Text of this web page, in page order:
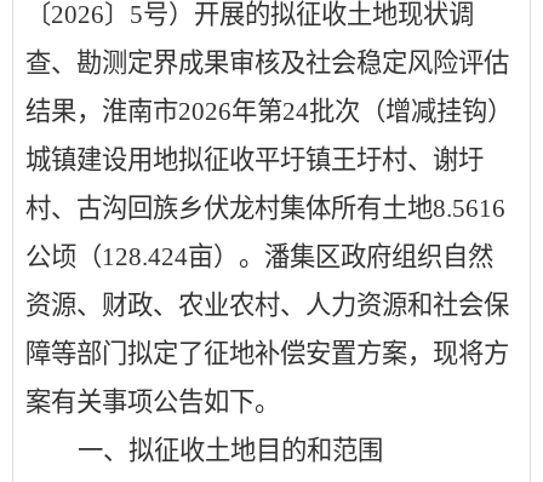
〔2026〕 5号）开展的拟征收土地现状调
查、勘测定界成果审核及社会稳定风险评估
结果，淮南市2026年第24批次（增减挂钩）
城镇建设用地拟征收平圩镇王圩村、谢圩
村、古沟回族乡伏龙村集体所有土地8.5616
公顷（128.424亩）。潘集区政府组织自然
资源、财政、农业农村、人力资源和社会保
障等部门拟定了征地补偿安置方案，现将方
案有关事项公告如下。
一、拟征收土地目的和范围